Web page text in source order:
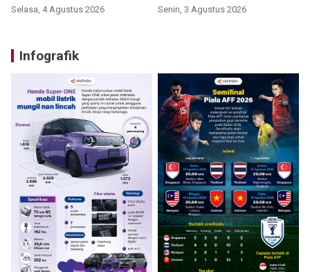
Selasa, 4 Agustus 2026 Senin, 3 Agustus 2026
Infografik